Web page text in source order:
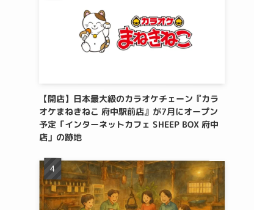
【開店】日本最大級のカラオケチェーン『カラ
オケまねきねこ 府中駅前店』が7月にオープン
予定「インターネットカフェ SHEEP BOX 府中
店」の跡地